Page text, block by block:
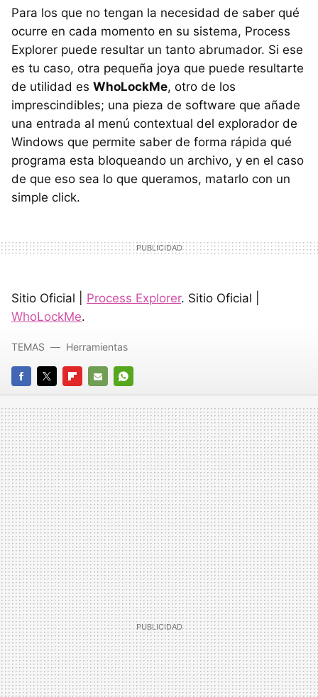
Para los que no tengan la necesidad de saber qué
ocurre en cada momento en su sistema, Process
Explorer puede resultar un tanto abrumador. Si ese
es tu caso, otra pequeña joya que puede resultarte
de utilidad es WhoLockMe, otro de los
imprescindibles; una pieza de software que añade
una entrada al menú contextual del explorador de
Windows que permite saber de forma rápida qué
programa esta bloqueando un archivo, y en el caso
de que eso sea lo que queramos, matarlo con un
simple click.
Sitio Oficial | Process Explorer. Sitio Oficial |
WhoLockMe.
FACEBOOK
TWITTERFLIPBOARD
E-
MAIL
WHATSAPP
TEMAS Herramientas